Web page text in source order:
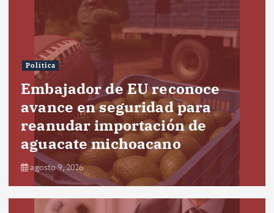
Política
Embajador de EU reconoce
avance en seguridad para
reanudar importación de
aguacate michoacano
agosto 9, 2026